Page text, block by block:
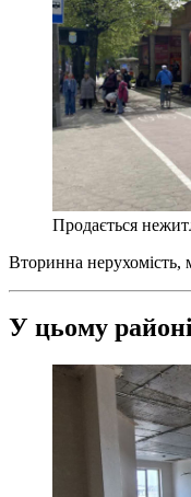
Продається
Вторинна нерухомість,
У цьому